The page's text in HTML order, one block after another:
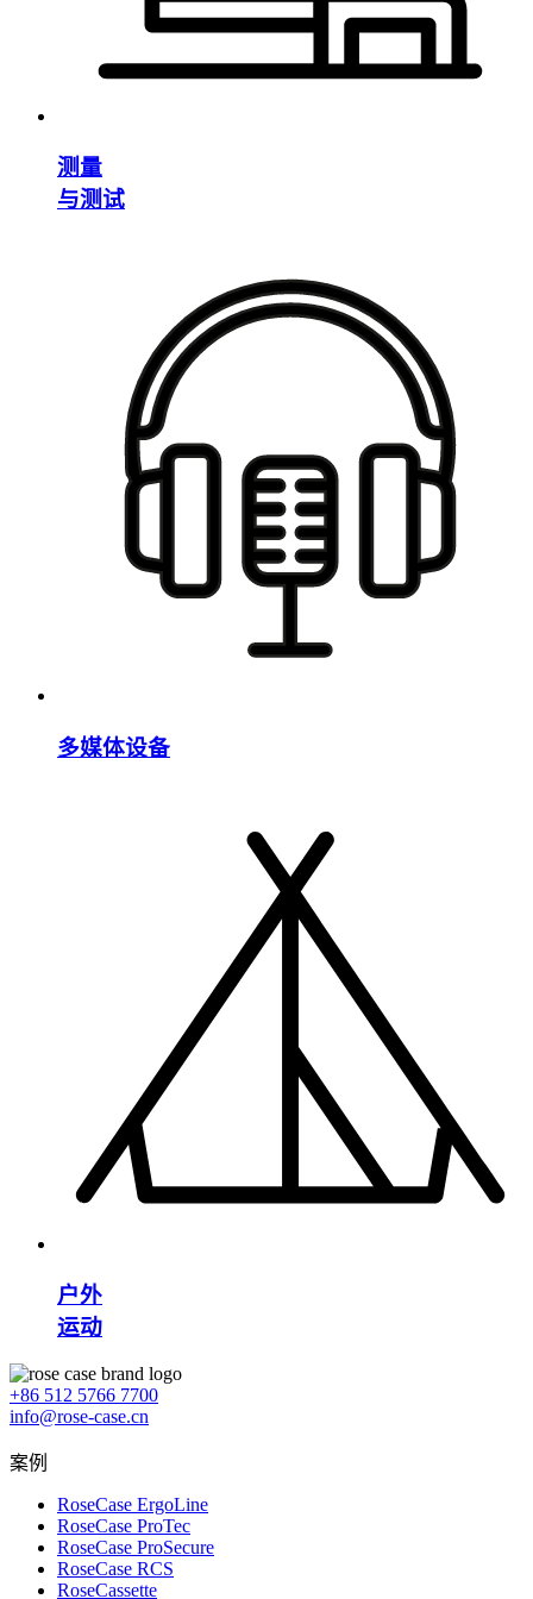
测量
与测试
多媒体设备
户外
运动
+86 512 5766 7700
info@rose-case.cn
案例
RoseCase ErgoLine
RoseCase ProTec
RoseCase ProSecure
RoseCase RCS
RoseCassette